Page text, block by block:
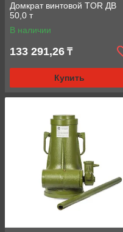
Домкрат винтовой TOR ДВ
50,0 т
В наличии
133 291,26 ₸
Купить